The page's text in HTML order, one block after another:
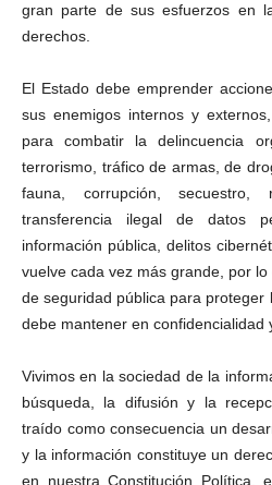
gran parte de sus esfuerzos en
derechos.
El Estado debe emprender
sus enemigos internos y
para combatir la delincuencia
terrorismo, tráfico de armas, de
fauna, corrupción,
transferencia ilegal de datos
información pública, delitos
vuelve cada vez más grande, por
de seguridad pública para proteger
debe mantener en confidencialidad
Vivimos en la sociedad de la
búsqueda, la difusión y la
traído como consecuencia un
y la información constituye un
en nuestra Constitución Política,